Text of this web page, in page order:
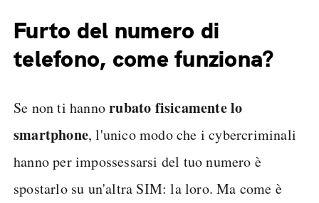
Furto del numero di
telefono, come funziona?
Se non ti hannorubato fisicamente lo
smartphone, l'unico modo che i cybercriminali
hanno per impossessarsi del tuo numero è
spostarlo su un'altra SIM: la loro. Ma come è